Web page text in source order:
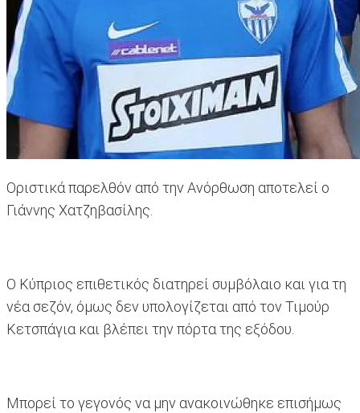
Οριστικά παρελθόν από την Ανόρθωση αποτελεί ο
Γιάννης Χατζηβασίλης.
Ο Κύπριος επιθετικός διατηρεί συμβόλαιο και για τη
νέα σεζόν, όμως δεν υπολογίζεται από τον Τιμούρ
Κετσπάγια και βλέπει την πόρτα της εξόδου.
Μπορεί το γεγονός να μην ανακοινώθηκε επισήμως